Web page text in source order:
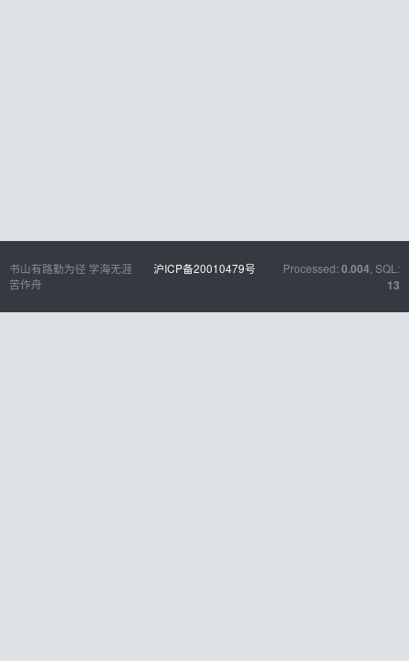
书山有路勤为径 学海无涯
苦作舟
沪ICP备20010479号 Processed: 0.004 , SQL:
13